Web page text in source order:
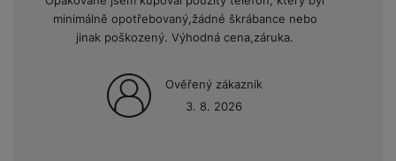
minimálně opotřebovaný,žádné škrábance nebo
jinak poškozený. Výhodná cena,záruka.
Ověřený zákazník
3. 8. 2026